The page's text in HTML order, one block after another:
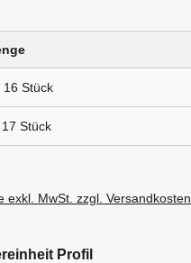
16
17
exkl. MwSt. zzgl. Versandkosten
Profilauswählen